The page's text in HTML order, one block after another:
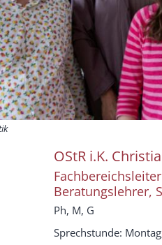
OStR i.K.
Beratungslehrer,
Ph, M, G
Sprechstunde: